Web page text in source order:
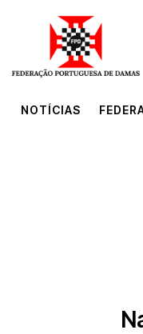
NOTÍCIAS
NOTÍCIAS